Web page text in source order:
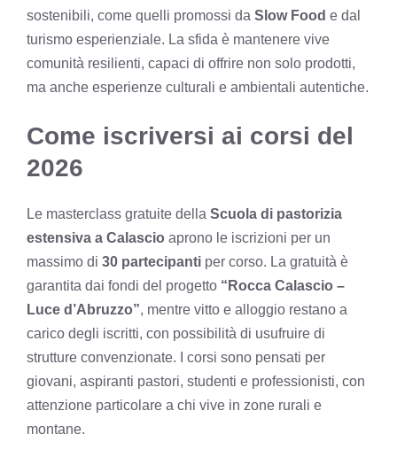
sostenibili, come quelli promossi da Slow Food e dal
turismo esperienziale. La sfida è mantenere vive
comunità resilienti, capaci di offrire non solo prodotti,
ma anche esperienze culturali e ambientali autentiche.
Come iscriversi ai corsi del
2026
Le masterclass gratuite della Scuola di pastorizia
estensiva a Calascio aprono le iscrizioni per un
massimo di 30 partecipanti per corso. La gratuità è
garantita dai fondi del progetto “Rocca Calascio –
Luce d’Abruzzo”, mentre vitto e alloggio restano a
carico degli iscritti, con possibilità di usufruire di
strutture convenzionate. I corsi sono pensati per
giovani, aspiranti pastori, studenti e professionisti, con
attenzione particolare a chi vive in zone rurali e
montane.